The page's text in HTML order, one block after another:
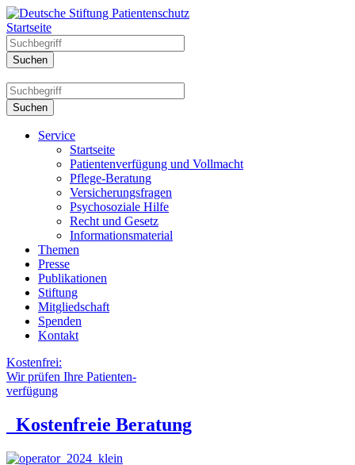
Startseite
Service
Startseite
Patientenverfügung und Vollmacht
Pflege-Beratung
Versicherungsfragen
Psychosoziale Hilfe
Recht und Gesetz
Informationsmaterial
Themen
Presse
Publikationen
Stiftung
Mitgliedschaft
Spenden
Kontakt
Kostenfrei:
Wir prüfen Ihre Patienten-
verfügung
Kostenfreie Beratung